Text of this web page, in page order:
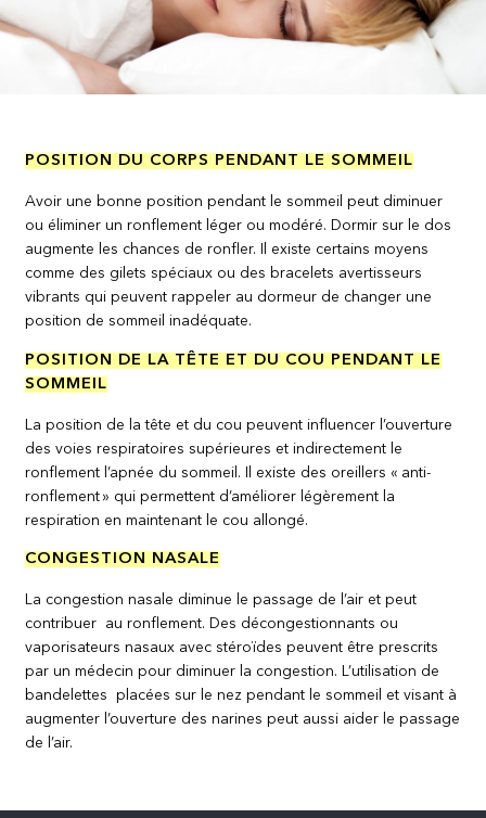
POSITION DU CORPS PENDANT LE SOMMEIL
Avoir une bonne position pendant le sommeil peut diminuer
ou éliminer un ronflement léger ou modéré. Dormir sur le dos
augmente les chances de ronfler. Il existe certains moyens
comme des gilets spéciaux ou des bracelets avertisseurs
vibrants qui peuvent rappeler au dormeur de changer une
position de sommeil inadéquate.
POSITION DE LA TÊTE ET DU COU PENDANT LE
SOMMEIL
La position de la tête et du cou peuvent influencer l’ouverture
des voies respiratoires supérieures et indirectement le
ronflement l’apnée du sommeil. Il existe des oreillers « anti-
ronflement » qui permettent d’améliorer légèrement la
respiration en maintenant le cou allongé.
CONGESTION NASALE
La congestion nasale diminue le passage de l’air et peut
contribuer au ronflement. Des décongestionnants ou
vaporisateurs nasaux avec stéroïdes peuvent être prescrits
par un médecin pour diminuer la congestion. L’utilisation de
bandelettes placées sur le nez pendant le sommeil et visant à
augmenter l’ouverture des narines peut aussi aider le passage
de l’air.